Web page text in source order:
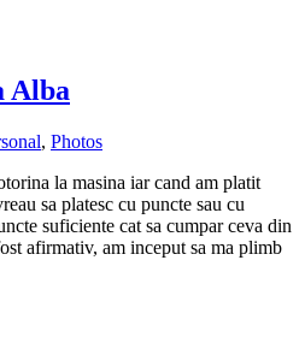
Alba
, Photos
la masina iar cand am platit
sa platesc cu puncte sau cu
suficiente cat sa cumpar ceva din
afirmativ, am inceput sa ma plimb